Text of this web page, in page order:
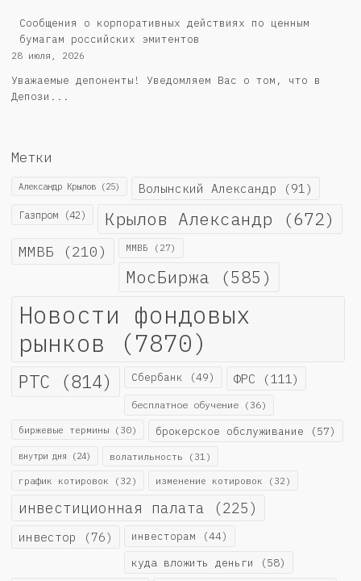
Cообщения о корпоративных действиях по ценным
бумагам российских эмитентов
28 июля, 2026
Уважаемые депоненты! Уведомляем Вас о том, что в
Депози...
Метки
Александр Крылов (25) Волынский Александр (91)
Газпром (42) Крылов Александр (672)
ММВБ (210) ММВБ (27)
МосБиржа (585)
Новости фондовых
рынков (7870)
РТС (814) Сбербанк (49) ФРС (111)
бесплатное обучение (36)
биржевые термины (30) брокерское обслуживание (57)
внутри дня (24) волатильность (31)
график котировок (32) изменение котировок (32)
инвестиционная палата (225)
инвестор (76) инвесторам (44)
куда вложить деньги (58)